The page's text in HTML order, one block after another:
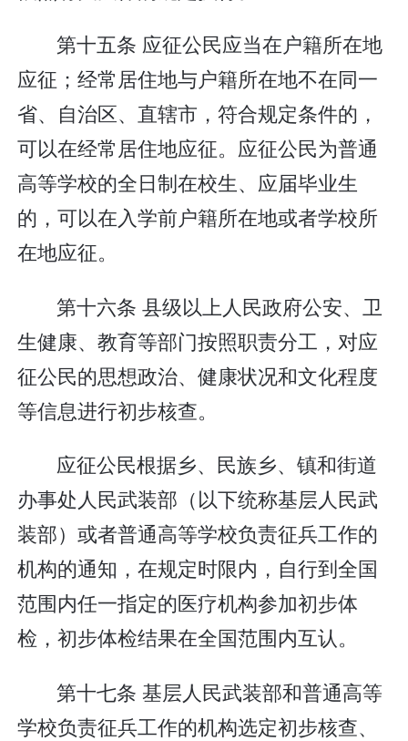
第十五条 应征公民应当在户籍所在地
应征；经常居住地与户籍所在地不在同一
省、自治区、直辖市，符合规定条件的，
可以在经常居住地应征。应征公民为普通
高等学校的全日制在校生、应届毕业生
的，可以在入学前户籍所在地或者学校所
在地应征。
第十六条 县级以上人民政府公安、卫
生健康、教育等部门按照职责分工，对应
征公民的思想政治、健康状况和文化程度
等信息进行初步核查。
应征公民根据乡、民族乡、镇和街道
办事处人民武装部（以下统称基层人民武
装部）或者普通高等学校负责征兵工作的
机构的通知，在规定时限内，自行到全国
范围内任一指定的医疗机构参加初步体
检，初步体检结果在全国范围内互认。
第十七条 基层人民武装部和普通高等
学校负责征兵工作的机构选定初步核查、